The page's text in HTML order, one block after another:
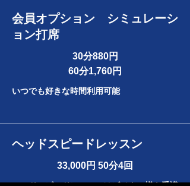
会員オプション シミュレーシ
ョン打席
30分​880円
60分1,760円
いつでも好きな時間利用可能
ヘッドスピードレッスン
​33,000円 50分4回